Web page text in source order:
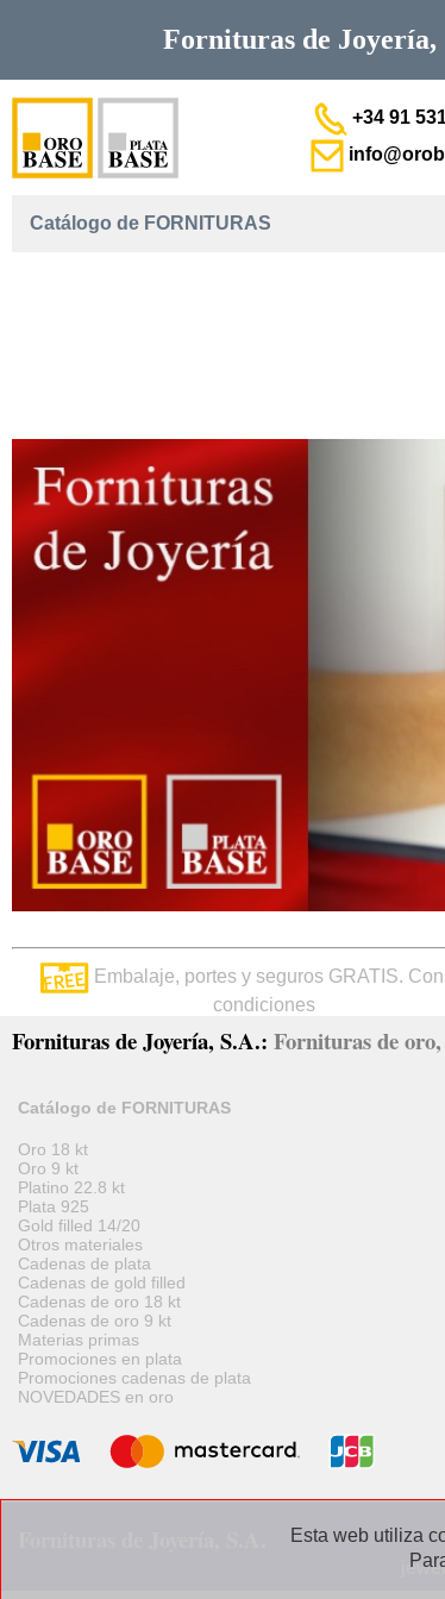
Fornituras de Joyería,
+34 91
Catálogo de FORNITURAS
Embalaje, portes y seguros GRATIS.
condiciones
Fornituras de Joyería, S.A.: Fornituras de
Catálogo de FORNITURAS
Oro 18 kt
Oro 9 kt
Platino 22.8 kt
Plata 925
Gold filled 14/20
Otros materiales
Cadenas de plata
Cadenas de gold filled
Cadenas de oro 18 kt
Cadenas de oro 9 kt
Materias primas
Promociones en plata
Promociones cadenas de plata
NOVEDADES en oro
Esta web utiliza